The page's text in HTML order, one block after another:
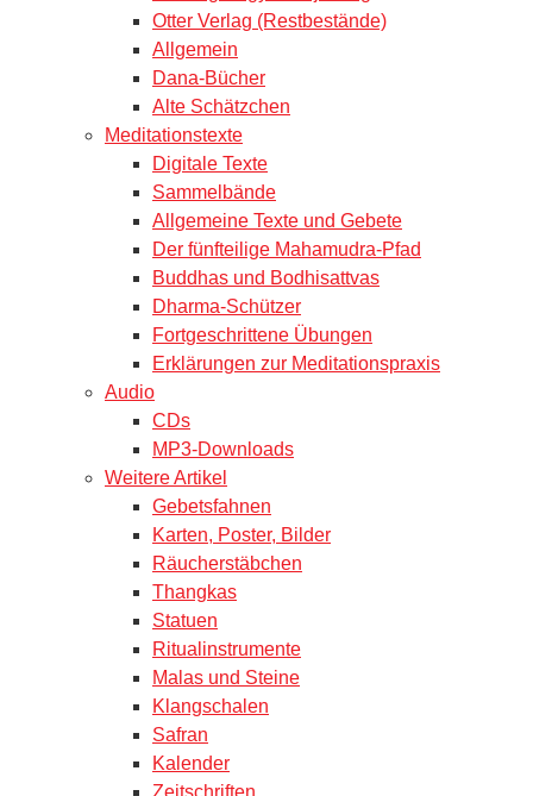
Otter Verlag (Restbestände)
Allgemein
Dana-Bücher
Alte Schätzchen
Meditationstexte
Digitale Texte
Sammelbände
Allgemeine Texte und Gebete
Der fünfteilige Mahamudra-Pfad
Buddhas und Bodhisattvas
Dharma-Schützer
Fortgeschrittene Übungen
Erklärungen zur Meditationspraxis
Audio
CDs
MP3-Downloads
Weitere Artikel
Gebetsfahnen
Karten, Poster, Bilder
Räucherstäbchen
Thangkas
Statuen
Ritualinstrumente
Malas und Steine
Klangschalen
Safran
Kalender
Zeitschriften